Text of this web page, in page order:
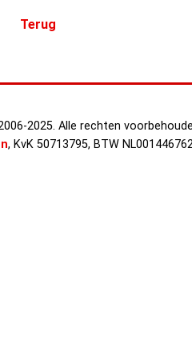
Terug
2025. Alle rechten
, KvK 50713795, BTW